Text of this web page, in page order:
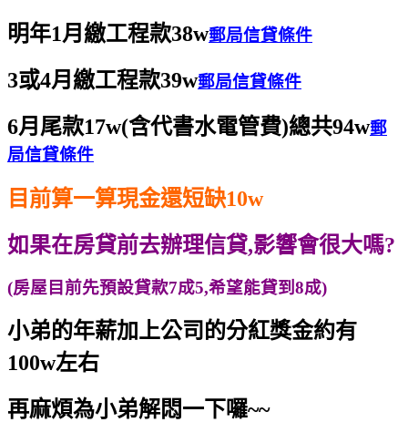
明年1月繳工程款38w郵局信貸條件
3或4月繳工程款39w郵局信貸條件
6月尾款17w(含代書水電管費)總共94w郵
局信貸條件
目前算一算現金還短缺10w
如果在房貸前去辦理信貸,影響會很大嗎?
(房屋目前先預設貸款7成5,希望能貸到8成)
小弟的年薪加上公司的分紅獎金約有
100w左右
再麻煩為小弟解悶一下囉~~